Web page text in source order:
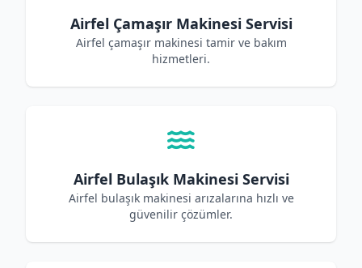
Airfel Çamaşır Makinesi Servisi
Airfel çamaşır makinesi tamir ve bakım
hizmetleri.
Airfel Bulaşık Makinesi Servisi
Airfel bulaşık makinesi arızalarına hızlı ve
güvenilir çözümler.